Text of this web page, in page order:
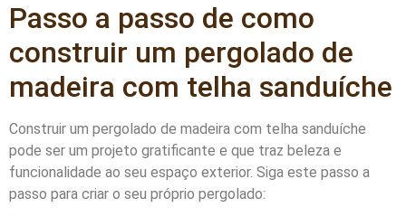
Passo a passo de como
construir um pergolado de
madeira com telha sanduíche
Construir um pergolado de madeira com telha sanduíche
pode ser um projeto gratificante e que traz beleza e
funcionalidade ao seu espaço exterior. Siga este passo a
passo para criar o seu próprio pergolado: